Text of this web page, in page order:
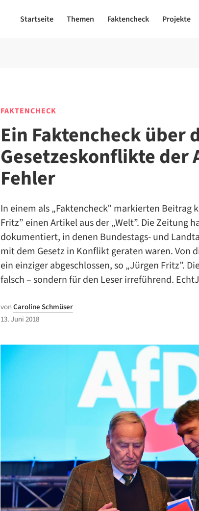
Startseite Themen Faktencheck Projekte
FAKTENCHECK
Ein Faktencheck über
Gesetzeskonflikte der
Fehler
In einem als „Faktencheck” markierten Beitrag
Fritz” einen Artikel aus der „Welt”. Die Zeitung
dokumentiert, in denen Bundestags- und
mit dem Gesetz in Konflikt geraten waren. Von
ein einziger abgeschlossen, so „Jürgen Fritz”.
falsch – sondern für den Leser irreführend.
vonCaroline Schmüser
13. Juni 2018